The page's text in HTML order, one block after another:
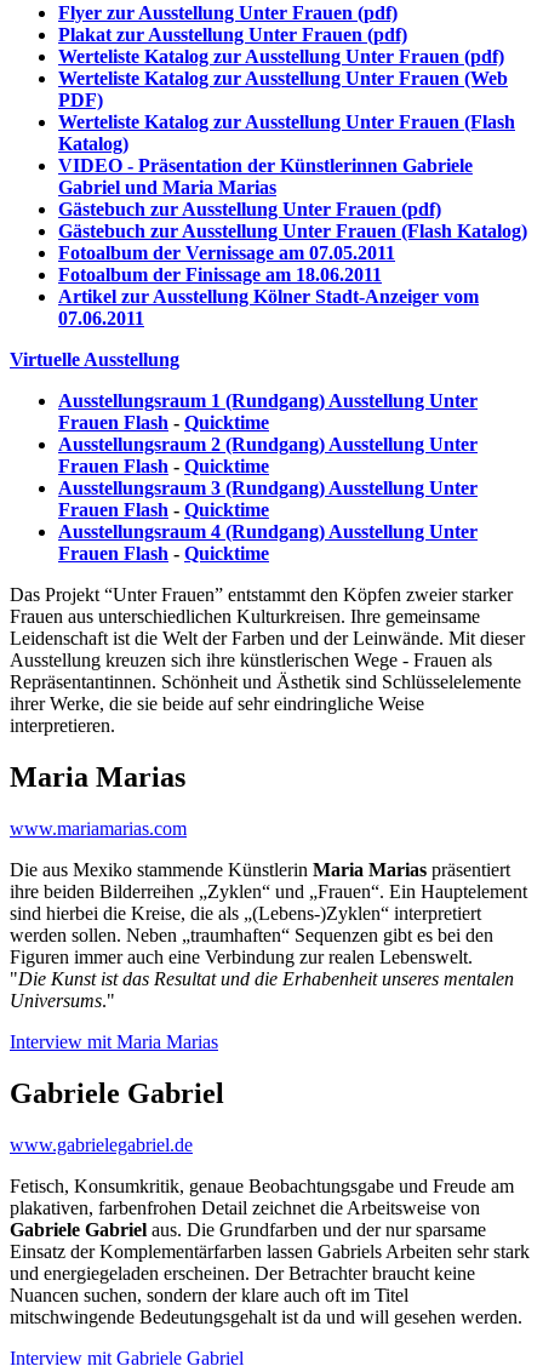
Flyer zur Ausstellung Unter Frauen (pdf)
Plakat zur Ausstellung Unter Frauen (pdf)
Werteliste Katalog zur Ausstellung Unter Frauen (pdf)
Werteliste Katalog zur Ausstellung Unter Frauen (Web
PDF)
Werteliste Katalog zur Ausstellung Unter Frauen (Flash
Katalog)
VIDEO - Präsentation der Künstlerinnen Gabriele
Gabriel und Maria Marias
Gästebuch zur Ausstellung Unter Frauen (pdf)
Gästebuch zur Ausstellung Unter Frauen (Flash Katalog)
Fotoalbum der Vernissage am 07.05.2011
Fotoalbum der Finissage am 18.06.2011
Artikel zur Ausstellung Kölner Stadt-Anzeiger vom
07.06.2011
Virtuelle Ausstellung
Ausstellungsraum 1 (Rundgang) Ausstellung Unter
Frauen Flash - Quicktime
Ausstellungsraum 2 (Rundgang) Ausstellung Unter
Frauen Flash - Quicktime
Ausstellungsraum 3 (Rundgang) Ausstellung Unter
Frauen Flash - Quicktime
Ausstellungsraum 4 (Rundgang) Ausstellung Unter
Frauen Flash - Quicktime
Das Projekt “Unter Frauen” entstammt den Köpfen zweier starker
Frauen aus unterschiedlichen Kulturkreisen. Ihre gemeinsame
Leidenschaft ist die Welt der Farben und der Leinwände. Mit dieser
Ausstellung kreuzen sich ihre künstlerischen Wege - Frauen als
Repräsentantinnen. Schönheit und Ästhetik sind Schlüsselelemente
ihrer Werke, die sie beide auf sehr eindringliche Weise
interpretieren.
Maria Marias
www.mariamarias.com
Die aus Mexiko stammende Künstlerin Maria Marias präsentiert
ihre beiden Bilderreihen „Zyklen“ und „Frauen“. Ein Hauptelement
sind hierbei die Kreise, die als „(Lebens-)Zyklen“ interpretiert
werden sollen. Neben „traumhaften“ Sequenzen gibt es bei den
Figuren immer auch eine Verbindung zur realen Lebenswelt.
"Die Kunst ist das Resultat und die Erhabenheit unseres mentalen
Universums."
Interview mit Maria Marias
Gabriele Gabriel
www.gabrielegabriel.de
Fetisch, Konsumkritik, genaue Beobachtungsgabe und Freude am
plakativen, farbenfrohen Detail zeichnet die Arbeitsweise von
Gabriele Gabriel aus. Die Grundfarben und der nur sparsame
Einsatz der Komplementärfarben lassen Gabriels Arbeiten sehr stark
und energiegeladen erscheinen. Der Betrachter braucht keine
Nuancen suchen, sondern der klare auch oft im Titel
mitschwingende Bedeutungsgehalt ist da und will gesehen werden.
Interview mit Gabriele Gabriel